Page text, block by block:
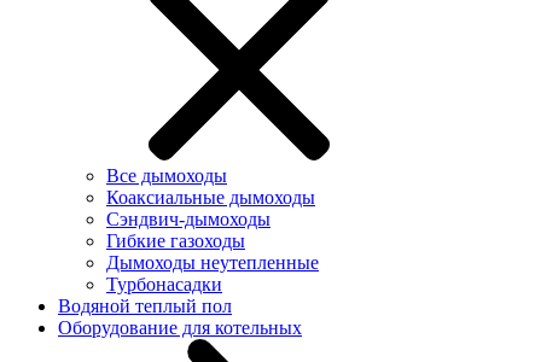
Все дымоходы
Коаксиальные дымоходы
Сэндвич-дымоходы
Гибкие газоходы
Дымоходы неутепленные
Турбонасадки
Водяной теплый пол
Оборудование для котельных